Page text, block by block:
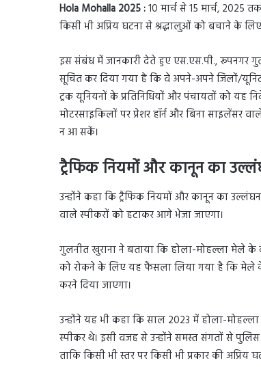
Hola Mohalla 2025 :10 मार्च से 15 मार्च, 2025
किसी भी अप्रिय घटना से श्रद्धालुओं को बचाने के
इस संबंध में जानकारी देते हुए एस.एस.पी., रूपनगर
सूचित कर दिया गया है कि वे अपने-अपने जिलों/
ट्रक यूनियनों के प्रतिनिधियों और पंचायतों को यह
मोटरसाइकिलों पर प्रेशर हॉर्न और बिना
न आ सकें।
ट्रैफिक नियमों और कानून का
उन्होंने कहा कि ट्रैफिक नियमों और कानून का
वाले स्पीकरों को हटाकर आगे भेजा जाएगा।
गुलनीत खुराना ने बताया कि होला-मोहल्ला मेले
को रोकने के लिए यह फैसला लिया गया है कि मेले के
करने दिया जाएगा।
उन्होंने यह भी कहा कि साल 2023 में होला-
स्पीकर थे। इसी वजह से उन्होंने समस्त संगतों से पुलिस
ताकि किसी भी स्तर पर किसी भी प्रकार की अप्रिय